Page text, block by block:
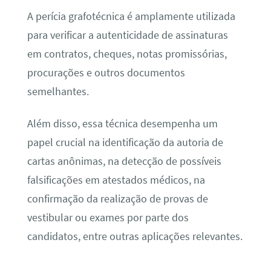
A perícia grafotécnica é amplamente utilizada
para verificar a autenticidade de assinaturas
em contratos, cheques, notas promissórias,
procurações e outros documentos
semelhantes.
Além disso, essa técnica desempenha um
papel crucial na identificação da autoria de
cartas anônimas, na detecção de possíveis
falsificações em atestados médicos, na
confirmação da realização de provas de
vestibular ou exames por parte dos
candidatos, entre outras aplicações relevantes.